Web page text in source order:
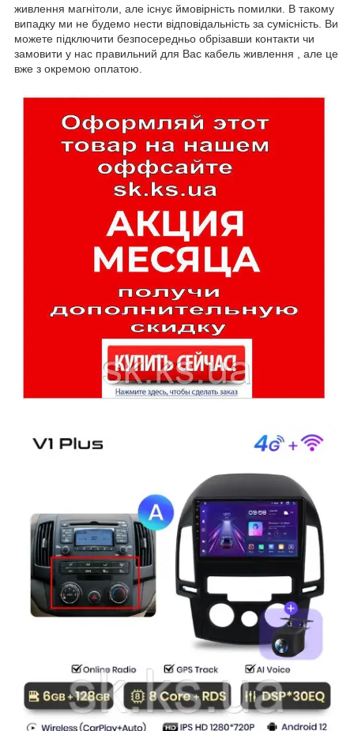
живлення магнітоли, але існує ймовірність помилки. В такому
випадку ми не будемо нести відповідальність за сумісність. Ви
можете підключити безпосередньо обрізавши контакти чи
замовити у нас правильний для Вас кабель живлення , але це
вже з окремою оплатою.